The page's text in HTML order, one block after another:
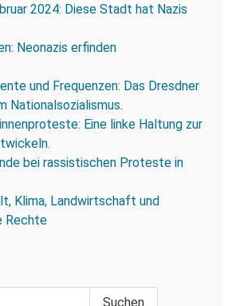
2024: Diese Stadt hat Nazis
Neonazis erfinden
und Frequenzen: Das Dresdner
Nationalsozialismus.
Eine linke Haltung zur
bei rassistischen Proteste in
Klima, Landwirtschaft und
Rechte